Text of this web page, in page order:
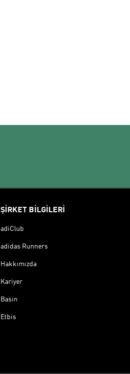
ŞİRKET BİLGİLERİ
adiClub
adidas Runners
Hakkımızda
Kariyer
Basın
Etbis